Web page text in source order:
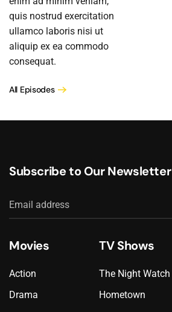
quis nostrud exercitation
ullamco laboris nisi ut
aliquip ex ea commodo
consequat.
All Episodes
Subscribe to Our Newsletter
Movies
Action
Drama
TV Shows
The Night Watch
Hometown